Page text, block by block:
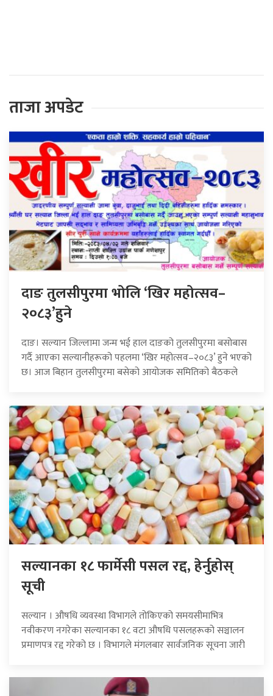
ताजा अपडेट
दाङ तुलसीपुरमा भोलि ‘खिर महोत्सव–
२०८३’हुने
दाङ। सल्यान जिल्लामा जन्म भई हाल दाङको तुलसीपुरमा बसोबास
गर्दै आएका सल्यानीहरूको पहलमा ‘खिर महोत्सव–२०८३’ हुने भएको
छ। आज बिहान तुलसीपुरमा बसेको आयोजक समितिको बैठकले
सल्यानका १८ फार्मेसी पसल रद्द, हेर्नुहोस्
सूची
सल्यान । औषधि व्यवस्था विभागले तोकिएको समयसीमाभित्र
नवीकरण नगरेका सल्यानका १८ वटा औषधि पसलहरूको सञ्चालन
प्रमाणपत्र रद्द गरेको छ । विभागले मंगलबार सार्वजनिक सूचना जारी